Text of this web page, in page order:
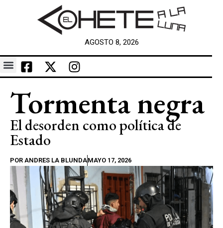
AGOSTO 8, 2026
Tormenta negra
El desorden como política de
Estado
POR ANDRES LA BLUNDAMAYO 17, 2026